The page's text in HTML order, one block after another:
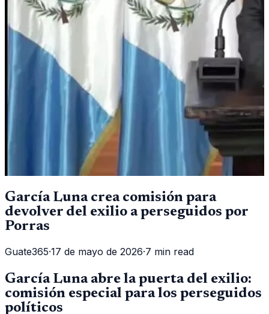
García Luna crea comisión para
devolver del exilio a perseguidos por
Porras
Guate365·17 de mayo de 2026·7 min read
García Luna abre la puerta del exilio:
comisión especial para los perseguidos
políticos